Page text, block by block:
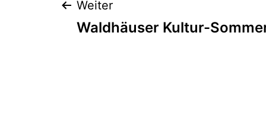
Weiter
Waldhäuser Kultur-